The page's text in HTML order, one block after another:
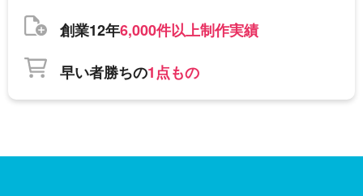
創業12年6,000件以上制作実績
早い者勝ちの1点もの